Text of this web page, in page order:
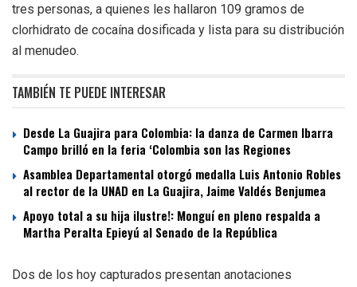
tres personas, a quienes les hallaron 109 gramos de
clorhidrato de cocaína dosificada y lista para su distribución
al menudeo.
TAMBIÉN TE PUEDE INTERESAR
Desde La Guajira para Colombia: la danza de Carmen Ibarra
Campo brilló en la feria ‘Colombia son las Regiones
Asamblea Departamental otorgó medalla Luis Antonio Robles
al rector de la UNAD en La Guajira, Jaime Valdés Benjumea
Apoyo total a su hija ilustre!: Monguí en pleno respalda a
Martha Peralta Epieyú al Senado de la República
Dos de los hoy capturados presentan anotaciones